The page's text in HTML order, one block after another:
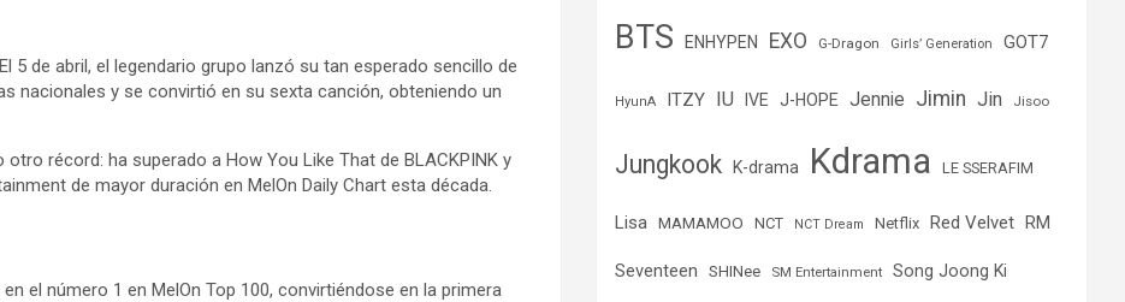
5 de abril, el legendario grupo lanzó su tan esperado sencillo de
nacionales y se convirtió en su sexta canción, obteniendo un
récord: ha superado a How You Like That de BLACKPINK y
de mayor duración en MelOn Daily Chart esta década.
el número 1 en MelOn Top 100, convirtiéndose en la primera
BTS ENHYPEN EXO G-Dragon Girls’ Generation GOT7
HyunA ITZY IU IVE J-HOPE Jennie Jimin Jin Jisoo
Jungkook K-drama Kdrama LE SSERAFIM
Lisa MAMAMOO NCT NCT Dream Netflix Red Velvet RM
Seventeen SHINee SM Entertainment Song Joong Ki